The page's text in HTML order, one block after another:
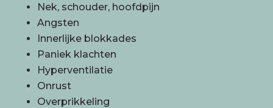
Nek, schouder, hoofdpijn
Angsten
Innerlijke blokkades
Paniek klachten
Hyperventilatie
Onrust
Overprikkeling